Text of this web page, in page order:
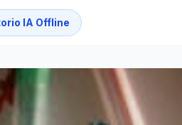
IA Offline